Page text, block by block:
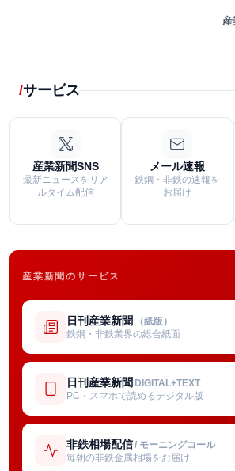
産
サービス
産業新聞SNS
最新ニュースをリア
ルタイム配信
メール速報
鉄鋼・非鉄の速報を
お届け
産業新聞のサービス
日刊産業新聞 （紙版）
鉄鋼・非鉄業界の総合紙面
日刊産業新聞 DIGITAL+TEXT
PC・スマホで読めるデジタル版
非鉄相場配信/ モーニングコール
毎朝の非鉄金属相場をお届け